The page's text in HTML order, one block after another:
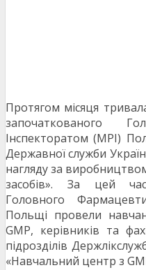
Протягом місяця
започаткованого
Інспекторатом (MPI)
Державної служби
нагляду за
засобів». За цей
Головного
Польщі провели
GMP, керівників та
підрозділів
«Навчальний центр з